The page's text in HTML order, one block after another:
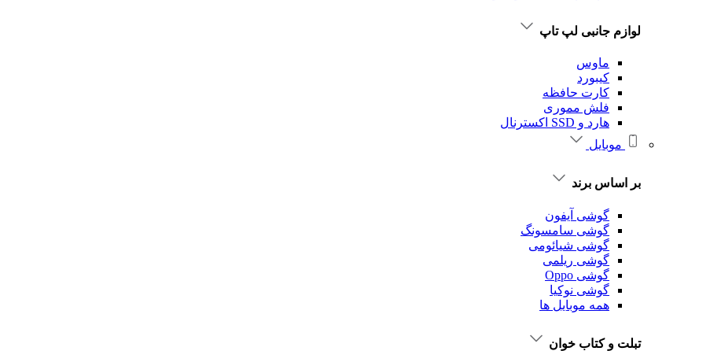
لوازم جانبی لپ تاپ
ماوس
کیبورد
کارت حافظه
فلش مموری
هارد و SSD اکسترنال
موبایل
بر اساس برند
گوشی آیفون
گوشی سامسونگ
گوشی شیائومی
گوشی ریلمی
گوشی Oppo
گوشی نوکیا
همه موبایل ها
تبلت و کتاب خوان